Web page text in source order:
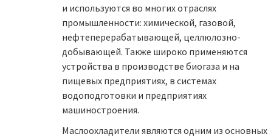
и используются во многих отраслях
промышленности: химической, газовой,
нефтеперерабатывающей, целлюлозно-
добывающей. Также широко применяются
устройства в производстве биогаза и на
пищевых предприятиях, в системах
водоподготовки и предприятиях
машиностроения.
Маслоохладители являются одним из основных